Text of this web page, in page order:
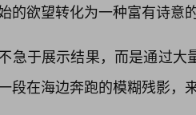
的欲望转化为一种富有诗意
急于展示结果，而是通过
段在海边奔跑的模糊残影，